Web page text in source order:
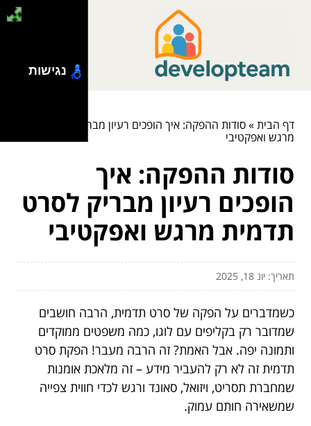
דף הבית»סודות ההפקה: איך הופכים רעיון מבריק לסרט תדמית
מרגש ואפקטיבי
סודות ההפקה: איך
הופכים רעיון מבריק לסרט
תדמית מרגש ואפקטיבי
תאריך: יונ 18, 2025
כשמדברים על הפקה של סרט תדמית, הרבה חושבים
שמדובר רק בקליפים עם לוגו, כמה משפטים ממוקדים
ותמונה יפה. אבל האמת? זה הרבה מעבר! הפקת סרט
תדמית זה לא רק להעביר מידע – זה מלאכת אומנות
שמחברת תסריט, ויזואל, סאונד ורגש לכדי חווית צפייה
שמשאירה חותם עמוק.
נגישות